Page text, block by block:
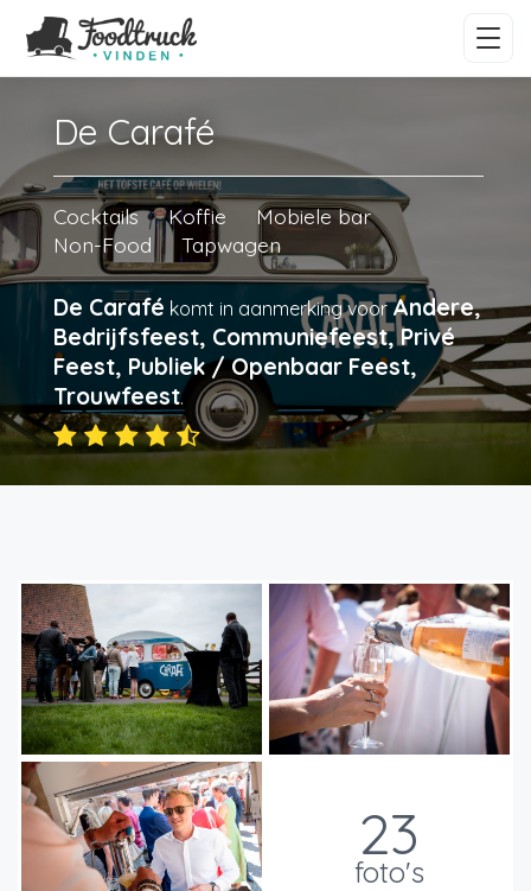
De Carafé
Cocktails Koffie
Mobiele bar
Non-Food
Tapwagen
De Carafé komt in aanmerking voorAndere,
Bedrijfsfeest, Communiefeest, Privé
Feest, Publiek / Openbaar Feest,
Trouwfeest.
23
foto's